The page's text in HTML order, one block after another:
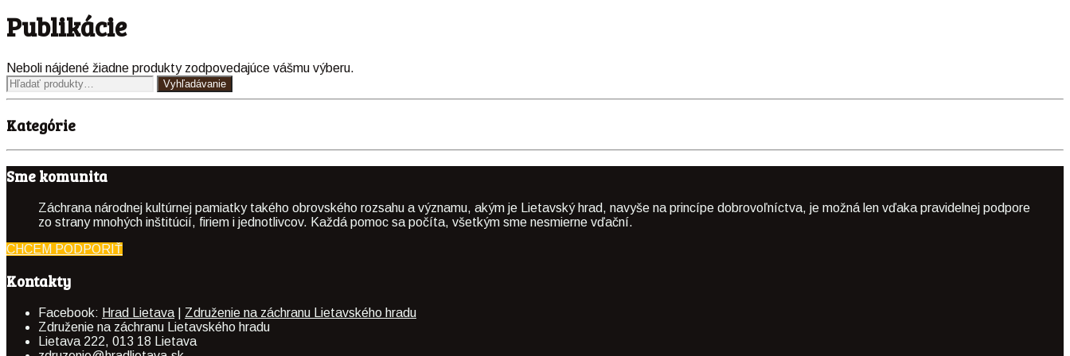
Publikácie
Neboli nájdené žiadne produkty zodpovedajúce vášmu výberu.
Hľadať:
Vyhľadávanie
Kategórie
Sme komunita
Záchrana národnej kultúrnej pamiatky takého obrovského rozsahu a významu, akým je Lietavský hrad, navyše na princípe dobrovoľníctva, je možná len vďaka pravidelnej podpore
zo strany mnohých inštitúcií, firiem i jednotlivcov. Každá pomoc sa počíta, všetkým sme nesmierne vďační.
CHCEM PODPORIŤ
Kontakty
Facebook: Hrad Lietava
Združenie na záchranu Lietavského hradu
Združenie na záchranu Lietavského hradu
Lietava 222, 013 18 Lietava